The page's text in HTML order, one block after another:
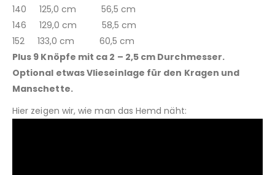
140 125,0 cm 56,5 cm
146 129,0 cm 58,5 cm
152 133,0 cm 60,5 cm
Plus 9 Knöpfe mit ca 2 – 2,5 cm Durchmesser.
Optional etwas Vlieseinlage für den Kragen und
Manschette.
Hier zeigen wir, wie man das Hemd näht: